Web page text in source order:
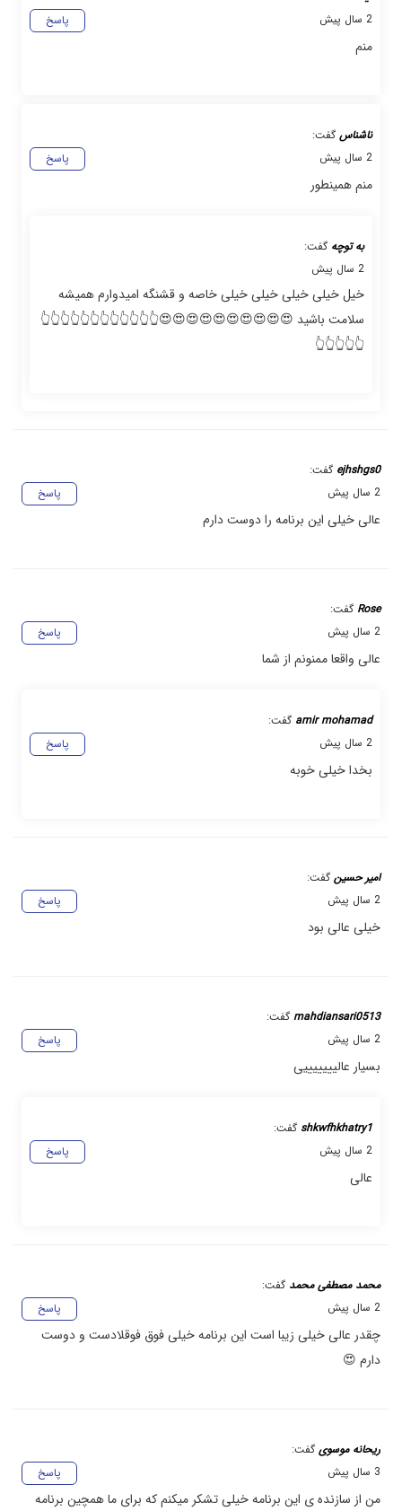
پاسخ
2 سال پیش
منم
ناشناس گفت:
پاسخ
2 سال پیش
منم همینطور
به توچه گفت:
2 سال پیش
خیل خیلی خیلی خیلی خیلی خاصه و قشنگه امیدوارم همیشه
سلامت باشید 😍😍😍😍😍😍😍😍😍😍👆👆👆👆👆👆👆👆👆👆👆👆
👆👆👆👆👆
ejhshgs0 گفت:
پاسخ
2 سال پیش
عالی خیلی این برنامه را دوست دارم
Rose گفت:
پاسخ
2 سال پیش
عالی واقعا ممنونم از شما
amir mohamad گفت:
پاسخ
2 سال پیش
بخدا خیلی خوبه
امیر حسین گفت:
پاسخ
2 سال پیش
خیلی عالی بود
mahdiansari0513 گفت:
پاسخ
2 سال پیش
بسیار عالیییییییی
shkwfhkhatry1 گفت:
پاسخ
2 سال پیش
عالی
محمد مصطفی محمد گفت:
پاسخ
2 سال پیش
چقدر عالی خیلی زیبا است این برنامه خیلی فوق فوقلادست و دوست
دارم 😍
ریحانه موسوی گفت:
پاسخ
3 سال پیش
من از سازنده ی این برنامه خیلی تشکر میکنم که برای ما همچین برنامه